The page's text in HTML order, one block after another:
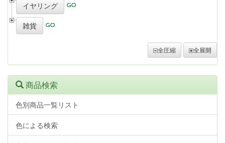
イヤリング
雑貨
全圧縮 全展開
商品検索
色別商品一覧リスト
色による検索